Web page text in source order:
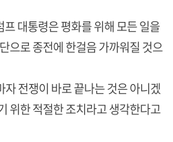
대통령은 평화를 위해 모든 일을
으로 종전에 한걸음 가까워질 것으
전쟁이 바로 끝나는 것은 아니겠
위한 적절한 조치라고 생각한다고